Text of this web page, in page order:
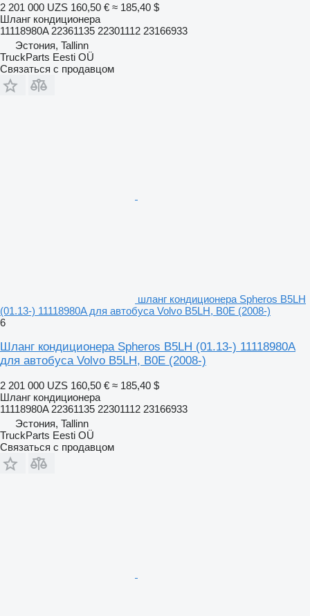
2 201 000 UZS 160,50 € ≈ 185,40 $
Шланг кондиционера
11118980A 22361135 22301112 23166933
Эстония, Tallinn
TruckParts Eesti OÜ
Связаться с продавцом
шланг кондиционера Spheros B5LH
(01.13-) 11118980A для автобуса Volvo B5LH, B0E (2008-)
6
Шланг кондиционера Spheros B5LH (01.13-) 11118980A
для автобуса Volvo B5LH, B0E (2008-)
2 201 000 UZS 160,50 € ≈ 185,40 $
Шланг кондиционера
11118980A 22361135 22301112 23166933
Эстония, Tallinn
TruckParts Eesti OÜ
Связаться с продавцом